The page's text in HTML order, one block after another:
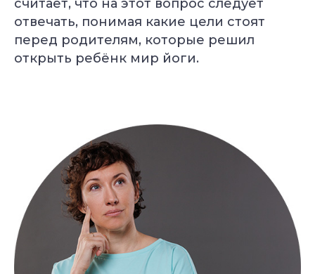
считает, что на этот вопрос следует
отвечать, понимая какие цели стоят
перед родителям, которые решил
открыть ребёнк мир йоги.